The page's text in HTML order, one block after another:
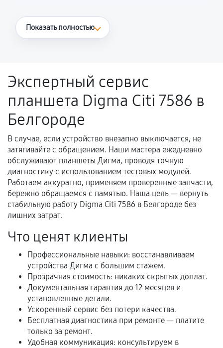
Что считается гарантийным случаем
Поломка установленной детали при
нормальной эксплуатации в течение
гарантийного срока.
Несоответствие комплектующей заявленным
техническим характеристикам.
Документы для подтверждения
гарантии
Гарантийный талон.
услуг и сроком гарантии.
Документы на установленные комплектующие
и кассовый чек.
Расширенная гарантия
В некоторых случаях возможно оформление
расширенной гарантии. Стоимость, сроки и
Показать полностью
Экспертный сервис
планшета Digma Citi 7586 в
Белгороде
В случае, если устройство внезапно выключается, не
затягивайте с обращением. Наши мастера ежедневно
обслуживают планшеты Дигма, проводя точную
диагностику с использованием тестовых модулей.
Работаем аккуратно, применяем проверенные запчасти,
бережно обращаемся с памятью. Наша цель — вернуть
стабильную работу Digma Citi 7586 в Белгороде без
лишних затрат.
Что ценят клиенты
Профессиональные навыки: восстанавливаем
устройства Дигма с большим стажем.
Прозрачная стоимость: никаких скрытых доплат.
Документальная гарантия до 12 месяцев и
установленные детали.
Ускоренный сервис без потери качества.
Бесплатная диагностика при ремонте — платите
только за ремонт.
Удобная коммуникация: консультируем в